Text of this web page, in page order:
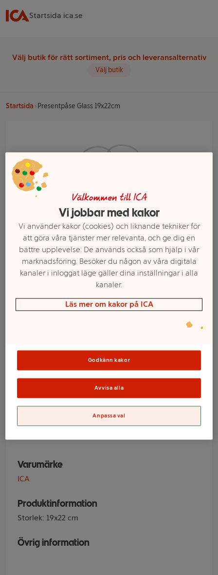
Startsida ica.se
Välj butik för rätt sortiment, pris och leveransalternativ
Välj butik
Startsida Presentpåse Glass 19x22cm
Presentpåse
Glass 19x22cm
Varumärke
ICA
Produktinformation
Storlek: 19x22 cm
Övrig information
Sortimentet kan variera mellan butikerna
Välkommen till ICA
Vi jobbar med kakor
Vi använder kakor (cookies) och liknande tekniker för
att göra våra tjänster mer relevanta, och ge dig en
bättre upplevelse. De används också som hjälp i vår
marknadsföring. Besöker du någon av våra digitala
kanaler i inloggat läge gäller dina inställningar i alla
kanaler.
Läs mer om kakor på ICA
Godkänn kakor
Avvisa alla
Anpassa val